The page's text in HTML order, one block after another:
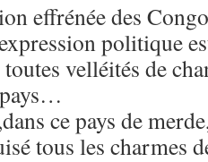
effrénée des
politique
velléités de
ce pays de
tous les charmes